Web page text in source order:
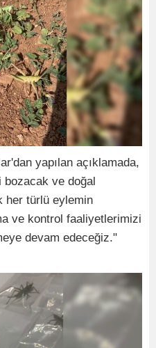
yapılan açıklamada,
ve doğal
her türlü eylemin
ve kontrol faaliyetlerimizi
devam edeceğiz."